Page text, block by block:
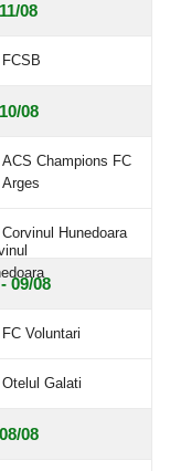
08
FCSB
08
ACS Champions FC
Arges
Corvinul Hunedoara
09/08
FC Voluntari
Otelul Galati
08